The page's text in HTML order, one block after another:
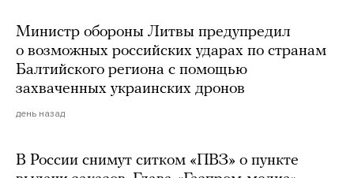
Министр обороны Литвы предупредил
о возможных российских ударах по странам
Балтийского региона с помощью
захваченных украинских дронов
день назад
В России снимут ситком «ПВЗ» о пункте